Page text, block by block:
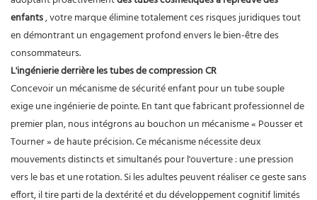
enfants, votre marque élimine totalement ces risques juridiques tout
en démontrant un engagement profond envers le bien-être des
consommateurs.
L'ingénierie derrière les tubes de compression CR
Concevoir un mécanisme de sécurité enfant pour un tube souple
exige une ingénierie de pointe. En tant que fabricant professionnel de
premier plan, nous intégrons au bouchon un mécanisme « Pousser et
Tourner » de haute précision. Ce mécanisme nécessite deux
mouvements distincts et simultanés pour l'ouverture : une pression
vers le bas et une rotation. Si les adultes peuvent réaliser ce geste sans
effort, il tire parti de la dextérité et du développement cognitif limités